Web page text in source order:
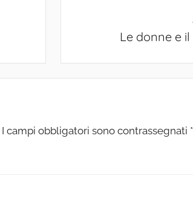
Le donne e
I campi obbligatori sono contrassegnati *